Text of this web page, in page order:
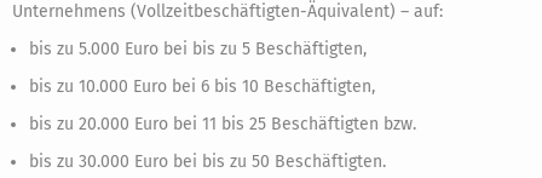
Unternehmens (Vollzeitbeschäftigten-Äquivalent) – auf:
bis zu 5.000 Euro bei bis zu 5 Beschäftigten,
bis zu 10.000 Euro bei 6 bis 10 Beschäftigten,
bis zu 20.000 Euro bei 11 bis 25 Beschäftigten bzw.
bis zu 30.000 Euro bei bis zu 50 Beschäftigten.